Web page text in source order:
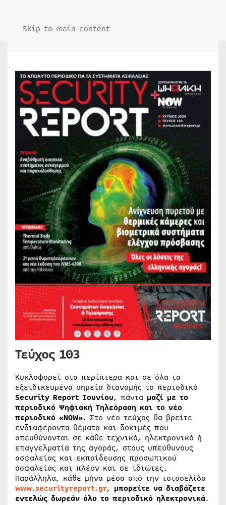
Skip to main content
Τεύχος 103
Κυκλοφορεί στα περίπτερα και σε όλα τα
εξειδικευμένα σημεία διανομής το περιοδικό
Security Report Ιουνίου, πάντα μαζί με το
περιοδικό Ψηφιακή Τηλεόραση και το νέο
περιοδικό «NOW». Στο νέο τεύχος θα βρείτε
ενδιαφέροντα θέματα και δοκιμές που
απευθύνονται σε κάθε τεχνικό, ηλεκτρονικό ή
επαγγελματία της αγοράς, στους υπεύθυνους
ασφαλείας και εκπαίδευσης προσωπικού
ασφαλείας και πλέον και σε ιδιώτες.
Παράλληλα, κάθε μήνα μέσα από την ιστοσελίδα
www.securityreport.gr, μπορείτε να διαβάζετε
εντελώς δωρεάν όλο το περιοδικό ηλεκτρονικά.